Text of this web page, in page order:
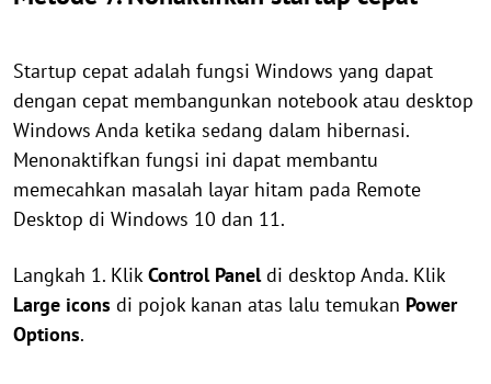
Startup cepat adalah fungsi Windows yang dapat
dengan cepat membangunkan notebook atau desktop
Windows Anda ketika sedang dalam hibernasi.
Menonaktifkan fungsi ini dapat membantu
memecahkan masalah layar hitam pada Remote
Desktop di Windows 10 dan 11.
Langkah 1. KlikControl Paneldi desktop Anda. Klik
Large icons di pojok kanan atas lalu temukan Power
Options.